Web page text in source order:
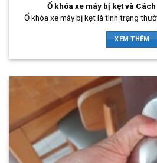
Ổ khóa xe máy bị kẹt và
Ổ khóa xe máy bị kẹt là tình trạng
XEM THÊM